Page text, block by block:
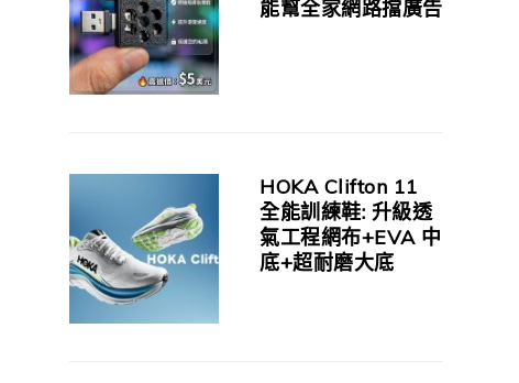
能幫全家網路擋廣告
HOKA Clifton 11
全能訓練鞋: 升級透
氣工程網布+EVA 中
底+超耐磨大底